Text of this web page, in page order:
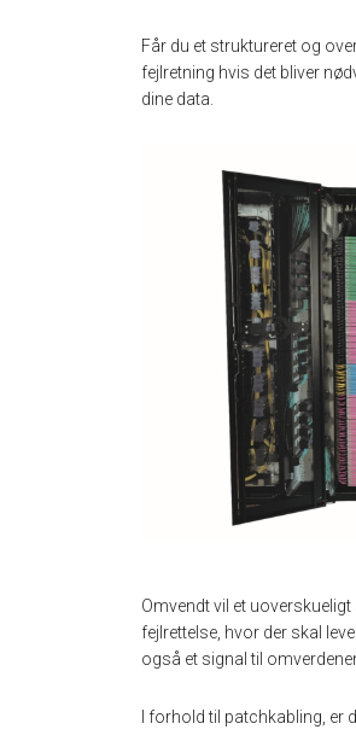
Får du et struktureret og
fejlretning hvis det bliver
dine data.
Omvendt vil et
fejlrettelse, hvor der skal
også et signal til
I forhold til patchkabling, er